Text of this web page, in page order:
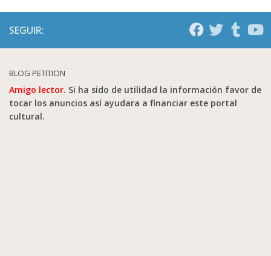
SEGUIR:
BLOG PETITION
Amigo lector. Si ha sido de utilidad la información favor de
tocar los anuncios así ayudara a financiar este portal
cultural.